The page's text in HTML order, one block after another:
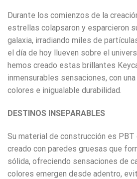
Durante los comienzos de la
estrellas colapsaron y esparcieron
galaxia, irradiando miles de
el día de hoy llueven sobre el
hemos creado estas brillantes
inmensurables sensaciones, con
colores e inigualable durabilidad.
DESTINOS INSEPARABLES
Su material de construcción es PBT
creado con paredes gruesas que
sólida, ofreciendo sensaciones de
colores emergen desde adentro,